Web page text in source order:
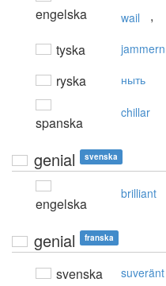
engelska wail ,
tyska jammern
ryska ныть
spanska
chillar
genial svenska
engelska
brilliant
genial franska
svenska suveränt